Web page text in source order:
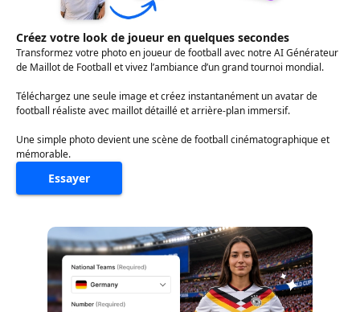
Créez votre look de joueur en quelques secondes
Transformez votre photo en joueur de football avec notre AI Générateur
de Maillot de Football et vivez l’ambiance d’un grand tournoi mondial.
Téléchargez une seule image et créez instantanément un avatar de
football réaliste avec maillot détaillé et arrière-plan immersif.
Une simple photo devient une scène de football cinématographique et
mémorable.
Essayer